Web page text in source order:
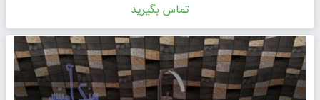
تماس بگیرید